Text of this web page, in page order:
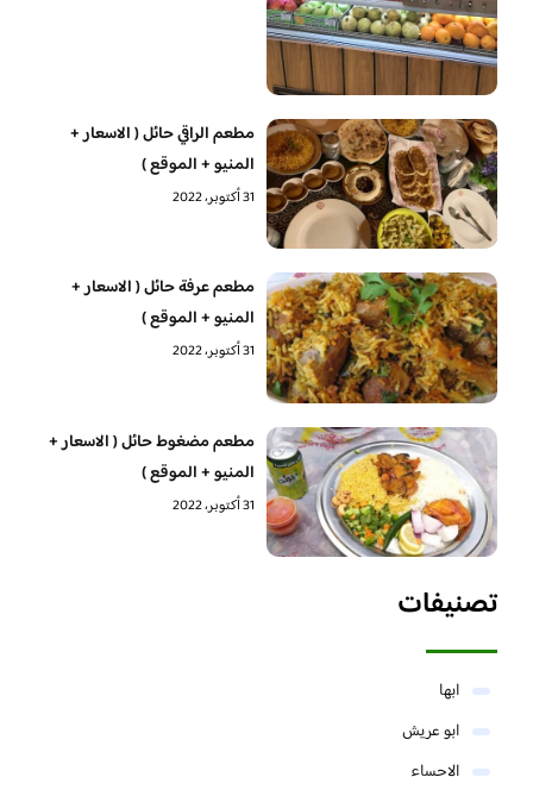
مطعم الراقي حائل ( الاسعار +
المنيو + الموقع )
31 أكتوبر، 2022
مطعم عرفة حائل ( الاسعار +
المنيو + الموقع )
31 أكتوبر، 2022
مطعم مضغوط حائل ( الاسعار +
المنيو + الموقع )
31 أكتوبر، 2022
تصنيفات
ابها
ابو عريش
الاحساء